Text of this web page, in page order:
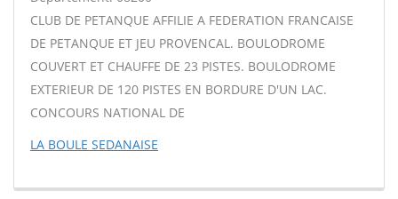
CLUB DE PETANQUE AFFILIE A FEDERATION FRANCAISE
DE PETANQUE ET JEU PROVENCAL. BOULODROME
COUVERT ET CHAUFFE DE 23 PISTES. BOULODROME
EXTERIEUR DE 120 PISTES EN BORDURE D'UN LAC.
CONCOURS NATIONAL DE
LA BOULE SEDANAISE